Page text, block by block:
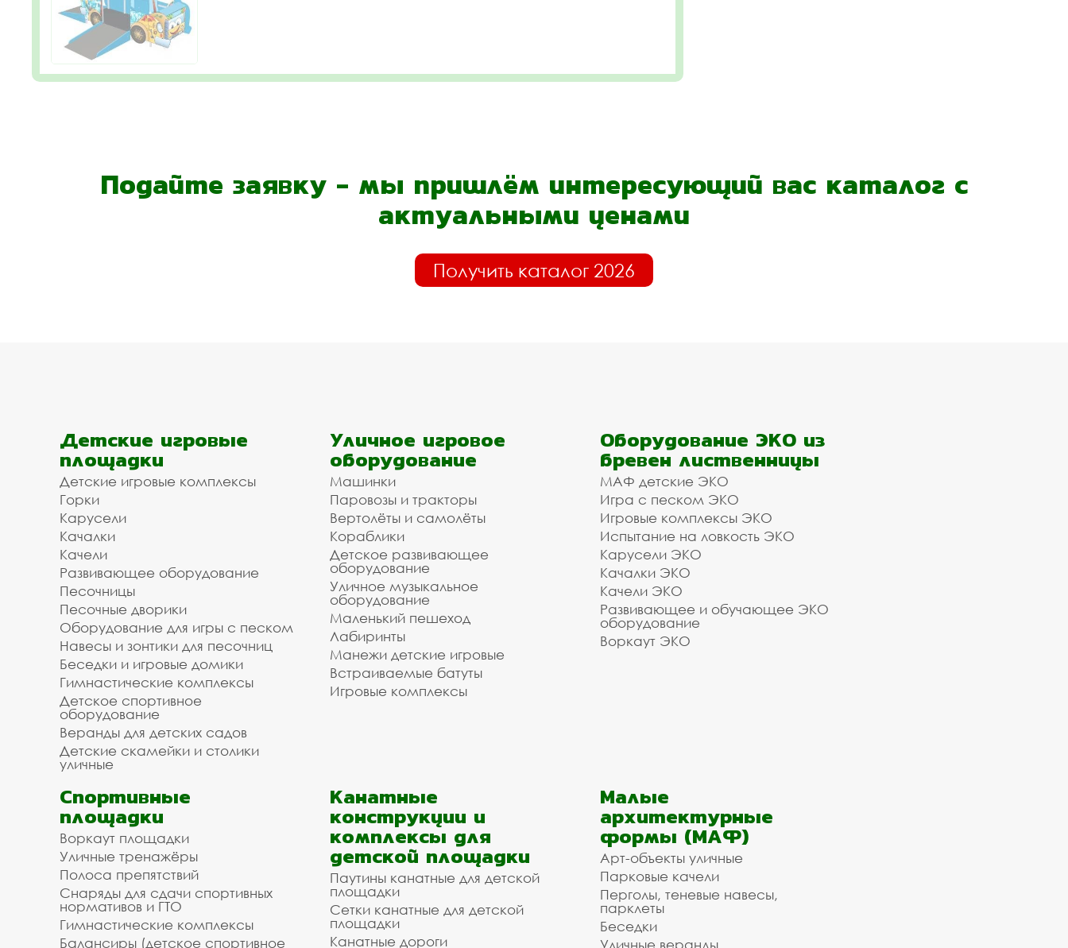
Подайте заявку - мы пришлём интересующий вас каталог с
актуальными ценами
Получить каталог 2026
Детские игровые
площадки
Детские игровые комплексы
Горки
Карусели
Качалки
Качели
Развивающее оборудование
Песочницы
Песочные дворики
Оборудование для игры с песком
Навесы и зонтики для песочниц
Беседки и игровые домики
Гимнастические комплексы
Детское спортивное
оборудование
Веранды для детских садов
Детские скамейки и столики
уличные
Уличное игровое
оборудование
Машинки
Паровозы и тракторы
Вертолёты и самолёты
Кораблики
Детское развивающее
оборудование
Уличное музыкальное
оборудование
Маленький пешеход
Лабиринты
Манежи детские игровые
Встраиваемые батуты
Игровые комплексы
Оборудование ЭКО из
бревен лиственницы
МАФ детские ЭКО
Игра с песком ЭКО
Игровые комплексы ЭКО
Испытание на ловкость ЭКО
Карусели ЭКО
Качалки ЭКО
Качели ЭКО
Развивающее и обучающее ЭКО
оборудование
Воркаут ЭКО
Спортивные
площадки
Воркаут площадки
Уличные тренажёры
Полоса препятствий
Снаряды для сдачи спортивных
нормативов и ГТО
Гимнастические комплексы
Балансиры (детское спортивное
Канатные
конструкции и
комплексы для
детской площадки
Паутины канатные для детской
площадки
Сетки канатные для детской
площадки
Канатные дороги
Малые
архитектурные
формы (МАФ)
Арт-объекты уличные
Парковые качели
Перголы, теневые навесы,
парклеты
Беседки
Уличные веранды